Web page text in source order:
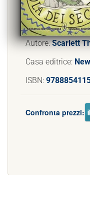
Autore:Scarlett
Casa editrice:
ISBN:
Confronta prezzi: